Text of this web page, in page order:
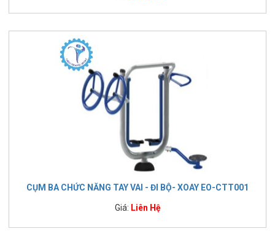
CỤM BA CHỨC NĂNG TAY VAI - ĐI BỘ- XOAY EO-CTT001
Giá: Liên Hệ